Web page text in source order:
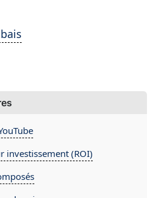
investissement (ROI)